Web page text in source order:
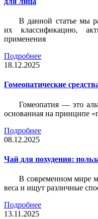
В данной статье мы
их классификацию,
применения
Подробнее
18.12.2025
Гомеопатические
Гомеопатия — это
основанная на принципе
Подробнее
08.12.2025
Чай для похудения:
В современном мире
веса и ищут различные
Подробнее
13.11.2025